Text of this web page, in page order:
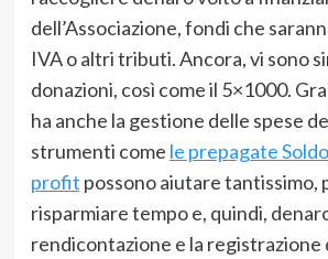
dell’Associazione, fondi che
IVA o altri tributi. Ancora, vi sono
donazioni, così come il 5×1000.
ha anche la gestione delle spese
strumenti come le prepagate
profit possono aiutare tantissimo,
risparmiare tempo e, quindi,
rendicontazione e la registrazione